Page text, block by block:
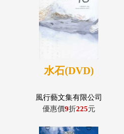
水石(DVD)
風行藝文集有限公司
優惠價9折225元